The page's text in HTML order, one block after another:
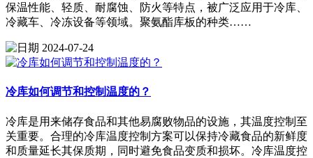
保温性能、轻质、耐腐蚀、防火等特点，被广泛应用于冷库、
冷藏车、冷冻设备等领域。聚氨酯库板的种类……
2024-07-24
冷库如何调节和控制温度的？
冷库是用来储存食品和其他易腐败物品的设施，其温度控制至
关重要。合理的冷库温度控制方案可以保持冷藏食品的新鲜度
和质量延长其保质期，同时避免食品变质和损坏。冷库温度控